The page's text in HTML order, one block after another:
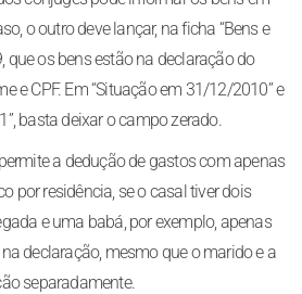
o outro deve lançar, na ficha “Bens e
que os bens estão na declaração do
e CPF. Em “Situação em 31/12/2010” e
basta deixar o campo zerado.
a dedução de gastos com apenas
por residência, se o casal tiver dois
e uma babá, por exemplo, apenas
declaração, mesmo que o marido e a
separadamente.